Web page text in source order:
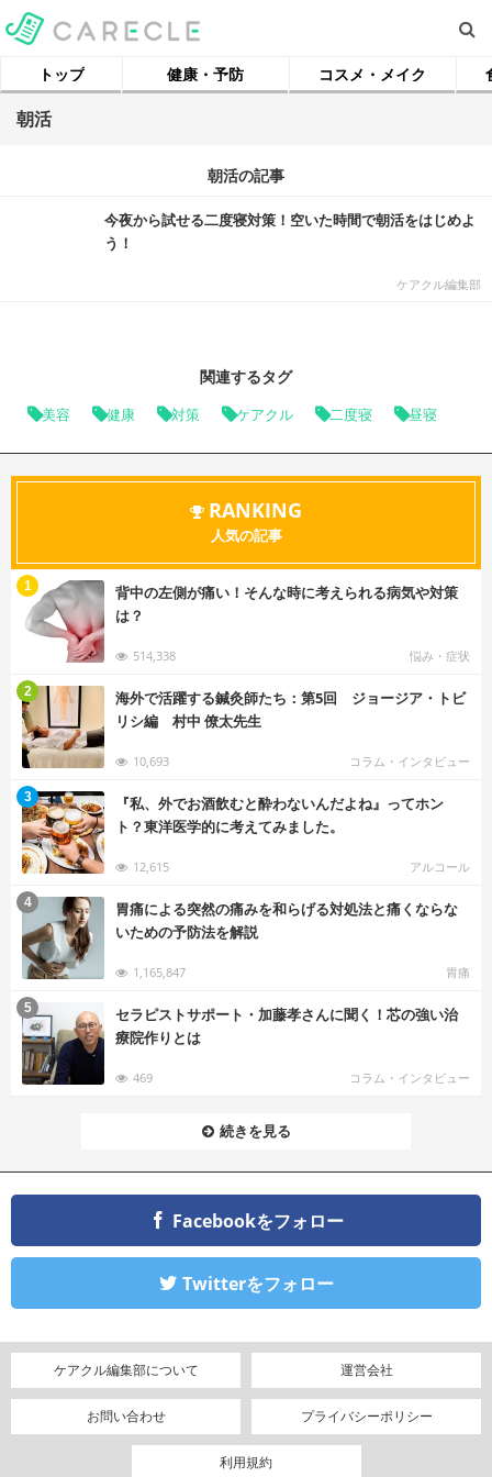
トップ 健康・予防 コスメ・メイク
朝活
朝活の記事
今夜から試せる二度寝対策！空いた時間で朝活をはじめよ
う！
ケアクル編集部
関連するタグ
美容 健康 対策 ケアクル 二度寝 昼寝
RANKING
人気の記事
背中の左側が痛い！そんな時に考えられる病気や対策
は？
514,338 悩み・症状
1
海外で活躍する鍼灸師たち：第5回 ジョージア・トビ
リシ編 村中 僚太先生
10,693 コラム・インタビュー
2
『私、外でお酒飲むと酔わないんだよね』ってホン
ト？東洋医学的に考えてみました。
12,615 アルコール
3
胃痛による突然の痛みを和らげる対処法と痛くならな
いための予防法を解説
1,165,847 胃痛
4
セラピストサポート・加藤孝さんに聞く！芯の強い治
療院作りとは
469 コラム・インタビュー
5
続きを見る
Facebookをフォロー
Twitterをフォロー
ケアクル編集部について 運営会社
お問い合わせ プライバシーポリシー
利用規約